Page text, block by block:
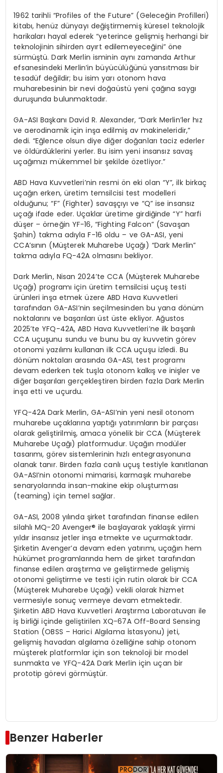
1962 tarihli “Profiles of the Future” (Geleceğin Profilleri)
kitabı, henüz dünyayı değiştirmemiş küresel teknolojik
harikaları hayal ederek “yeterince gelişmiş herhangi bir
teknolojinin sihirden ayırt edilemeyeceğini” öne
sürmüştü. Dark Merlin isminin aynı zamanda Arthur
efsanesindeki Merlin’in büyücülüğünü yansıtması bir
tesadüf değildir; bu isim yarı otonom hava
muharebesinin bir nevi doğaüstü yeni çağına saygı
duruşunda bulunmaktadır.
GA-ASI Başkanı David R. Alexander, “Dark Merlin’ler hız
ve aerodinamik için inşa edilmiş av makineleridir,”
dedi. “Eğlence olsun diye diğer doğanları taciz ederler
ve öldürdüklerini yerler. Bu isim yeni insansız savaş
uçağımızı mükemmel bir şekilde özetliyor.”
ABD Hava Kuvvetleri’nin resmi ön eki olan “Y”, ilk birkaç
uçağın erken, üretim temsilcisi test modelleri
olduğunu; “F” (Fighter) savaşçıyı ve “Q” ise insansız
uçağı ifade eder. Uçaklar üretime girdiğinde “Y” harfi
düşer – örneğin YF-16, “Fighting Falcon” (Savaşan
Şahin) takma adıyla F-16 oldu – ve GA-ASI, yeni
CCA’sının (Müşterek Muharebe Uçağı) “Dark Merlin”
takma adıyla FQ-42A olmasını bekliyor.
Dark Merlin, Nisan 2024’te CCA (Müşterek Muharebe
Uçağı) programı için üretim temsilcisi uçuş testi
ürünleri inşa etmek üzere ABD Hava Kuvvetleri
tarafından GA-ASI’nin seçilmesinden bu yana dönüm
noktalarını ve başarıları üst üste ekliyor. Ağustos
2025’te YFQ-42A, ABD Hava Kuvvetleri’ne ilk başarılı
CCA uçuşunu sundu ve bunu bu ay kuvvetin görev
otonomi yazılımı kullanan ilk CCA uçuşu izledi. Bu
dönüm noktaları arasında GA-ASI, test programı
devam ederken tek tuşla otonom kalkış ve inişler ve
diğer başarıları gerçekleştiren birden fazla Dark Merlin
inşa etti ve uçurdu.
YFQ-42A Dark Merlin, GA-ASI’nin yeni nesil otonom
muharebe uçaklarına yaptığı yatırımların bir parçası
olarak geliştirilmiş, amaca yönelik bir CCA (Müşterek
Muharebe Uçağı) platformudur. Uçağın modüler
tasarımı, görev sistemlerinin hızlı entegrasyonuna
olanak tanır. Birden fazla canlı uçuş testiyle kanıtlanan
GA-ASI’nin otonomi mimarisi, karmaşık muharebe
senaryolarında insan-makine ekip oluşturması
(teaming) için temel sağlar.
GA-ASI, 2008 yılında şirket tarafından finanse edilen
silahlı MQ-20 Avenger® ile başlayarak yaklaşık yirmi
yıldır insansız jetler inşa etmekte ve uçurmaktadır.
Şirketin Avenger’a devam eden yatırımı, uçağın hem
hükümet programlarında hem de şirket tarafından
finanse edilen araştırma ve geliştirmede gelişmiş
otonomi geliştirme ve testi için rutin olarak bir CCA
(Müşterek Muharebe Uçağı) vekili olarak hizmet
vermesiyle sonuç vermeye devam etmektedir.
Şirketin ABD Hava Kuvvetleri Araştırma Laboratuvarı ile
iş birliği içinde geliştirilen XQ-67A Off-Board Sensing
Station (OBSS – Harici Algılama İstasyonu) jeti,
gelişmiş havadan algılama özelliğine sahip otonom
müşterek platformlar için son teknoloji bir model
sunmakta ve YFQ-42A Dark Merlin için uçan bir
prototip görevi görmüştür.
Benzer Haberler